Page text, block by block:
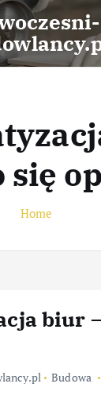
Home
biur
Budowa